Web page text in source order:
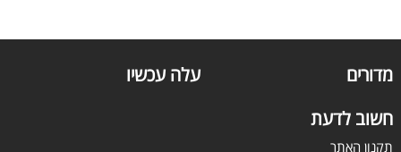
מדורים
עלה עכשיו
חשוב לדעת
תקנון האתר